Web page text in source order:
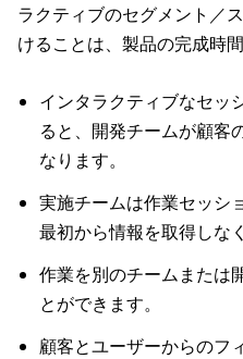
ラクティブのセグメント／
けることは、製品の完成時
インタラクティブなセッ
ると、開発チームが顧客
なります。
実施チームは作業セッシ
最初から情報を取得しな
作業を別のチームまたは
とができます。
顧客とユーザーからのフ